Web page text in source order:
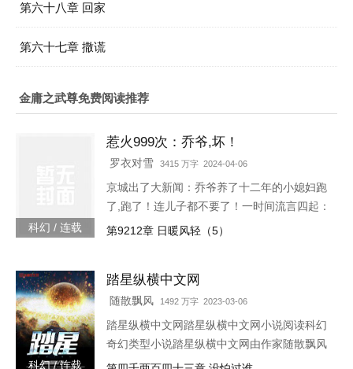
第六十八章 回家
第六十七章 撒谎
金庸之武尊免费阅读推荐
科幻 / 连载
惹火999次：乔爷,坏！
罗衣对雪 3415 万字 2024-04-06
京城出了大新闻：乔爷养了十二年的小媳妇跑
了,跑了！连儿子都不要了！一时间流言四起：
听说是乔爷技术差时间短、夫妻生活不和谐；
七,爸爸说我是宠物店买的。宠物店怎么能买到
这么漂亮的儿子。叶佳期呵呵笑,明明是……摸
奖中的。小奶娃望天：……某禽兽翻身而上：
我喜欢天天摸奖。叶佳期怒：乔斯年,出去！十
第9212章 日暖风轻（5）
科幻 / 连载
踏星纵横中文网
随散飘风 1492 万字 2023-03-06
踏星纵横中文网踏星纵横中文网小说阅读科幻
奇幻类型小说踏星纵横中文网由作家随散飘风
创作踏星最新章节由网友提供，《踏星》情节